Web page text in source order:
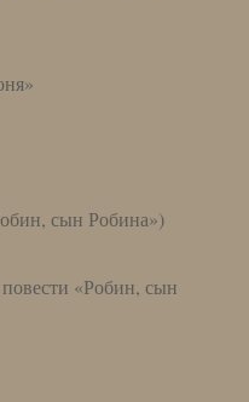
сын Робина»)
«Робин, сын